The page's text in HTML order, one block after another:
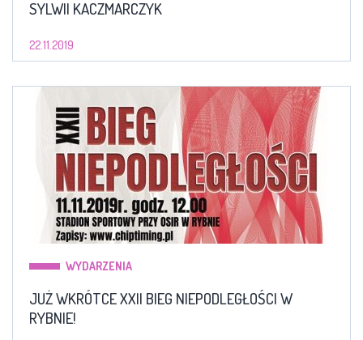
SYLWII KACZMARCZYK
22.11.2019
WYDARZENIA
JUŻ WKRÓTCE XXII BIEG NIEPODLEGŁOŚCI W
RYBNIE!